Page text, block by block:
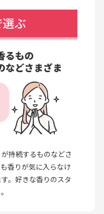
持続するものなどさ
香りが気に入らなけ
。好きな香りのスタ